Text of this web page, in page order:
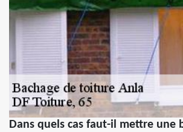
Dans quels cas faut-il mettre une